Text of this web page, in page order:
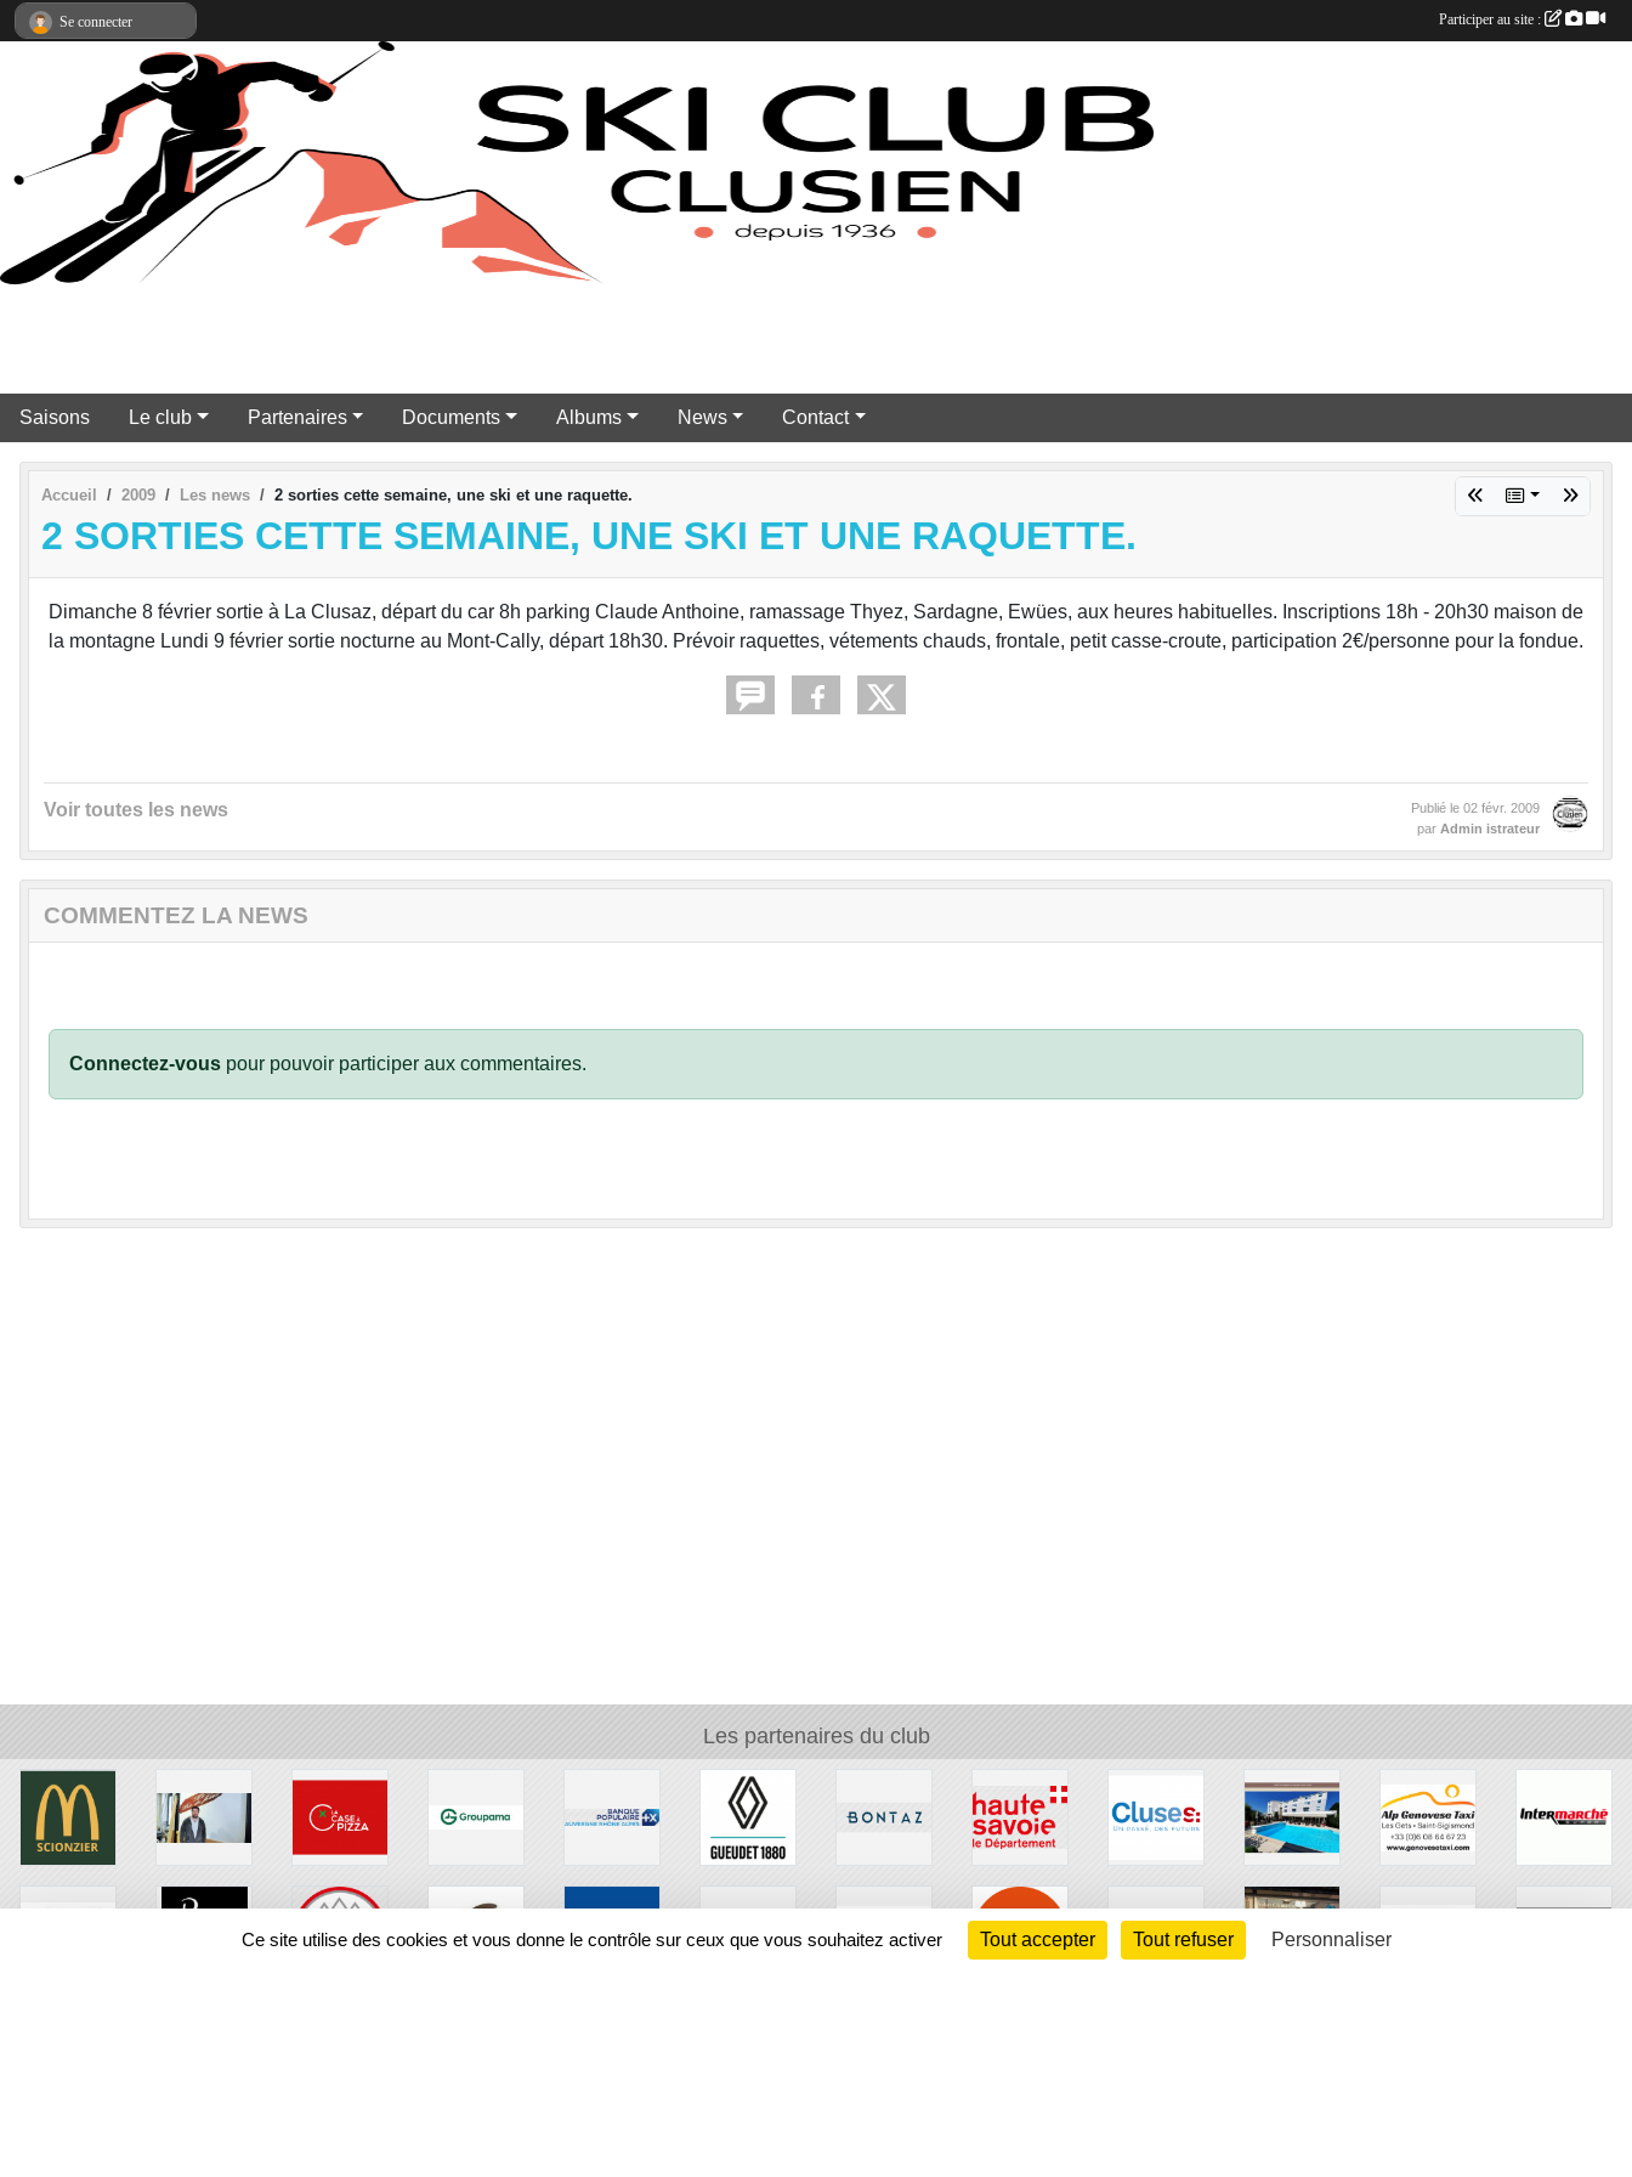
Saisons Le club Partenaires Documents Albums News Contact
Accueil 2009 Les news 2 sorties cette semaine, une ski et une raquette.
2 SORTIES CETTE SEMAINE, UNE SKI ET UNE RAQUETTE.
Dimanche 8 février sortie à La Clusaz, départ du car 8h parking Claude Anthoine, ramassage Thyez, Sardagne, Ewües, aux heures habituelles. Inscriptions 18h - 20h30 maison de
la montagne Lundi 9 février sortie nocturne au Mont-Cally, départ 18h30. Prévoir raquettes, vétements chauds, frontale, petit casse-croute, participation 2€/personne pour la fondue.
Voir toutes les news Publié le 02 févr. 2009
par Admin istrateur
COMMENTEZ LA NEWS
Connectez-vous pour pouvoir participer aux commentaires.
Les partenaires du club
Se connecter Participer au site :
Panneau de gestion des cookies
Ce site utilise des cookies et vous donne le contrôle sur ceux que vous souhaitez activer Tout accepter Tout refuser Personnaliser